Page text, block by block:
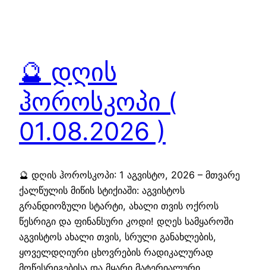
🔮 დღის
ჰოროსკოპი (
01.08.2026 )
🔮 დღის ჰოროსკოპი: 1 აგვისტო, 2026 – მთვარე
ქალწულის მიწის სტიქიაში: აგვისტოს
გრანდიოზული სტარტი, ახალი თვის ოქროს
წესრიგი და ფინანსური კოდი! დღეს სამყაროში
აგვისტოს ახალი თვის, სრული განახლების,
ყოველდღიური ცხოვრების რადიკალურად